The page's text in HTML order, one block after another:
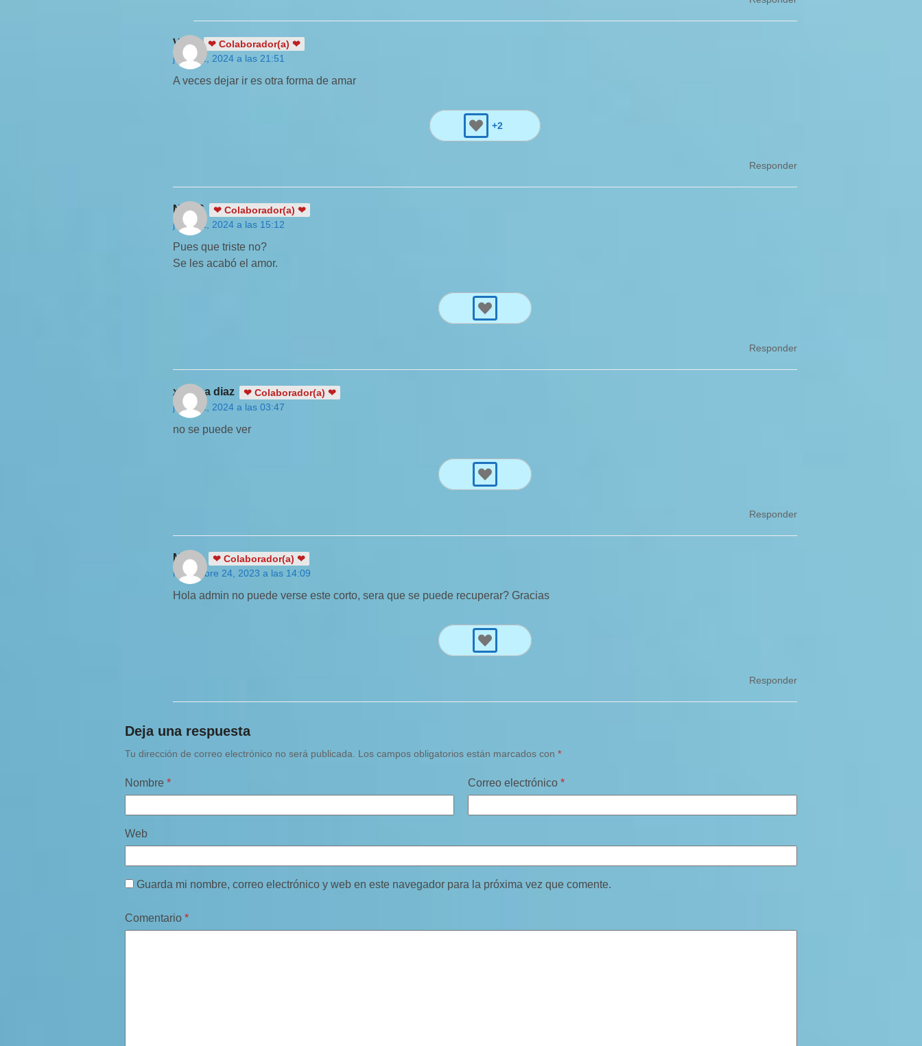
Vany
❤ Colaborador(a) ❤
junio 11, 2024 a las 21:51
A veces dejar ir es otra forma de amar
+2
Responder
NinaS
❤ Colaborador(a) ❤
junio 11, 2024 a las 15:12
Pues que triste no?
Se les acabó el amor.
Responder
ximena diaz
❤ Colaborador(a) ❤
junio 11, 2024 a las 03:47
no se puede ver
Responder
Masiq
❤ Colaborador(a) ❤
noviembre 24, 2023 a las 14:09
Hola admin no puede verse este corto, sera que se puede recuperar? Gracias
Responder
Deja una respuesta
Tu dirección de correo electrónico no será publicada. Los campos obligatorios están marcados con *
Nombre * Correo electrónico *
Web
Guarda mi nombre, correo electrónico y web en este navegador para la próxima vez que comente.
Comentario *